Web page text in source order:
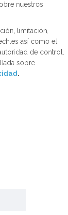
nuestros
limitación,
así como el
de control.
sobre
.